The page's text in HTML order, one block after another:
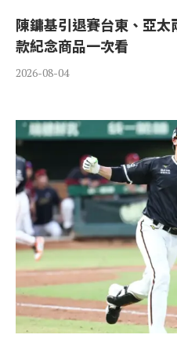
陳鏞基引退賽台東、亞
款紀念商品一次看
2026-08-04